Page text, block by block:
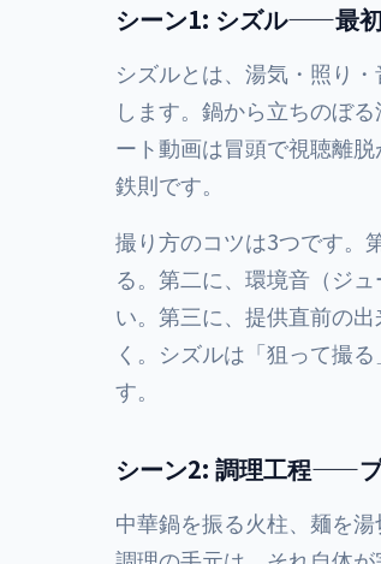
シーン1: シズル——最
シズルとは、湯気・照り
します。鍋から立ちのぼ
ート動画は冒頭で視聴離脱
鉄則です。
撮り方のコツは3つです。
る。第二に、環境音（ジ
い。第三に、提供直前の
く。シズルは「狙って撮
す。
シーン2: 調理工程——
中華鍋を振る火柱、麺を